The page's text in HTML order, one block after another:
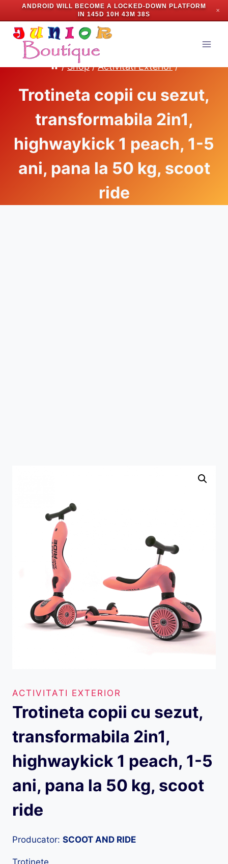
ANDROID WILL BECOME A LOCKED-DOWN PLATFORM
IN 145D 10H 43M 37S
✕
Skip
content
/ Shop / Activitati Exterior /
Trotineta copii cu sezut,
transformabila 2in1,
highwaykick 1 peach, 1-5
ani, pana la 50 kg, scoot
ride
ACTIVITATI EXTERIOR
Trotineta copii cu sezut,
transformabila 2in1,
highwaykick 1 peach, 1-5
ani, pana la 50 kg, scoot
ride
Producator: SCOOT AND RIDE